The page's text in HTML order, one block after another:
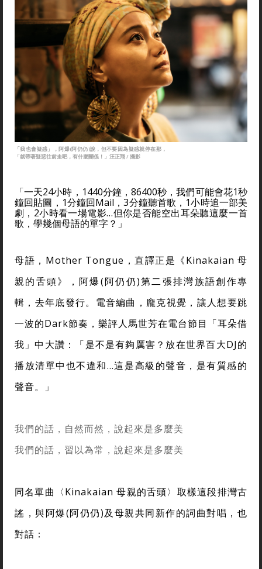
「我也會疑惑」，阿爆(阿仍仍)說，但不要因為疑惑就停在那，
「就帶著疑惑往前走吧，有什麼關係！」汪正翔 / 攝影
「一天24小時，1440分鐘，86400秒，我們可能會花1秒
鐘回貼圖，1分鐘回Mail，3分鐘聽首歌，1小時追一部美
劇，2小時看一場電影…但你是否能空出耳朵聽這麼一首
歌，學幾個母語的單字？」
母語，Mother Tongue，直譯正是《Kinakaian 母
親的舌頭》，阿爆(阿仍仍)第二張排灣族語創作專
輯，去年底發行。電音編曲，龐克視覺，讓人想要跳
一波的Dark節奏，樂評人馬世芳在電台節目「耳朵借
我」中大讚：「是不是有夠厲害？放在世界百大DJ的
播放清單中也不違和…這是高級的聲音，是有質感的
聲音。」
我們的話，自然而然，說起來是多麼美
我們的話，習以為常，說起來是多麼美
同名單曲〈Kinakaian 母親的舌頭〉取樣這段排灣古
謠，與阿爆(阿仍仍)及母親共同新作的詞曲對唱，也
對話：